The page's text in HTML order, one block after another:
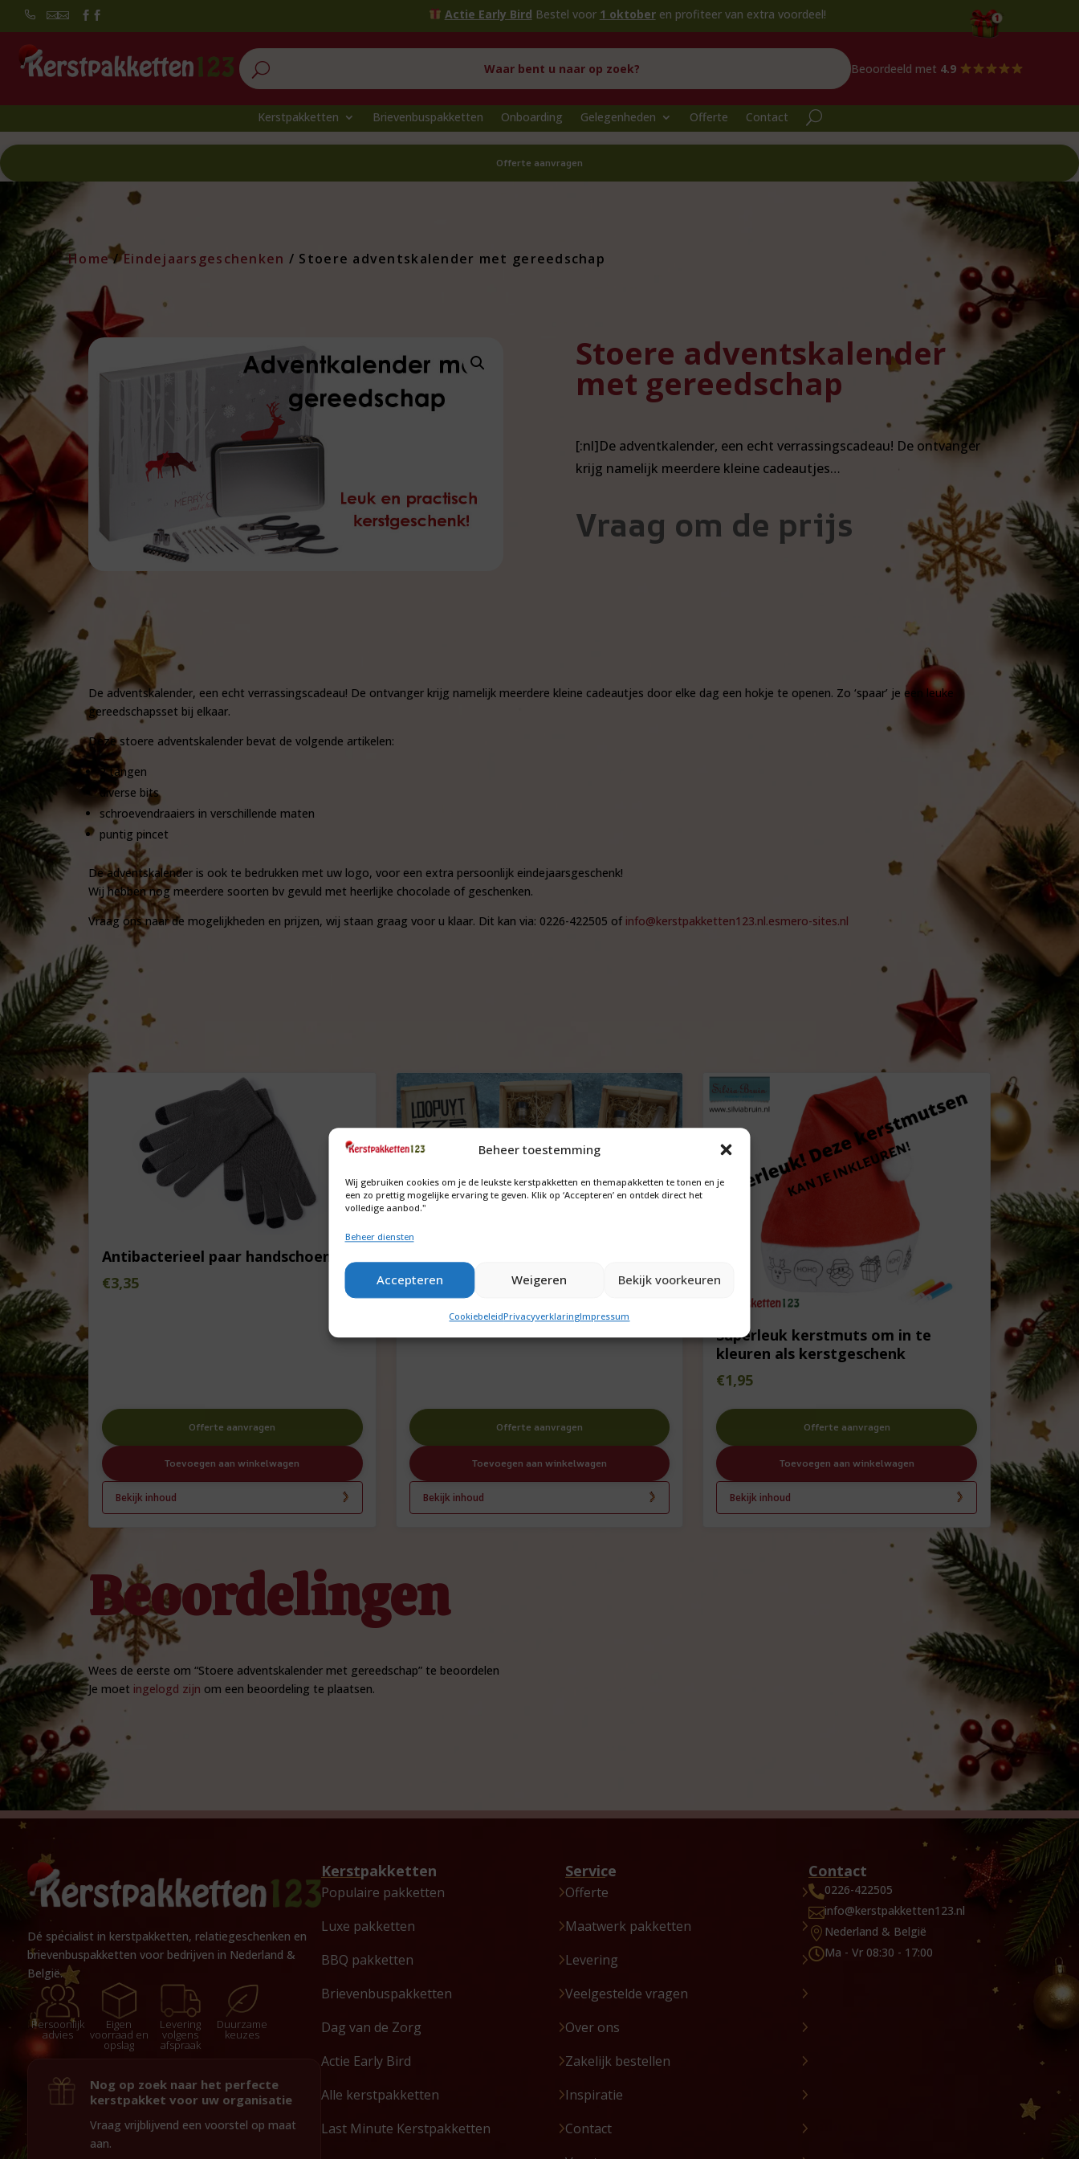
Beheer toestemming
Wij gebruiken cookies om je de leukste kerstpakketten en themapakketten te tonen en je
een zo prettig mogelijke ervaring te geven. Klik op ‘Accepteren’ en ontdek direct het
volledige aanbod."
Beheer diensten
Accepteren Weigeren Bekijk voorkeuren
CookiebeleidPrivacyverklaringImpressum
  Actie Early BirdBestel voor1 oktober en profiteer van extra voordeel!
U Beoordeeld met 4.9
Kerstpakketten Brievenbuspakketten Onboarding Gelegenheden Offerte Contact
Offerte aanvragen
Home/Eindejaarsgeschenken / Stoere adventskalender met gereedschap
Stoere adventskalender
met gereedschap
[:nl]De adventkalender, een echt verrassingscadeau! De ontvanger
krijg namelijk meerdere kleine cadeautjes…
Vraag om de prijs
De adventskalender, een echt verrassingscadeau! De ontvanger krijg namelijk meerdere kleine cadeautjes door elke dag een hokje te openen. Zo ‘spaar’ je een leuke
gereedschapsset bij elkaar.
Deze stoere adventskalender bevat de volgende artikelen:
2 tangen
diverse bits
schroevendraaiers in verschillende maten
puntig pincet
De adventskalender is ook te bedrukken met uw logo, voor een extra persoonlijk eindejaarsgeschenk!
Wij hebben nog meerdere soorten bv gevuld met heerlijke chocolade of geschenken.
Vraag ons naar de mogelijkheden en prijzen, wij staan graag voor u klaar. Dit kan via: 0226-422505 of info@kerstpakketten123.nl.esmero-sites.nl
Antibacterieel paar handschoenen
€3,35
Offerte aanvragen
Toevoegen aan winkelwagen
Bekijk inhoud
€50,00
Offerte aanvragen
Toevoegen aan winkelwagen
Bekijk inhoud
Superleuk kerstmuts om in te
kleuren als kerstgeschenk
€1,95
Offerte aanvragen
Toevoegen aan winkelwagen
Bekijk inhoud
Beoordelingen
Wees de eerste om “Stoere adventskalender met gereedschap” te beoordelen
Je moet ingelogd zijn om een beoordeling te plaatsen.
Dé specialist in kerstpakketten, relatiegeschenken en
brievenbuspakketten voor bedrijven in Nederland &
België.
Persoonlijk
advies
Eigen
voorraad en
opslag
Levering
volgens
afspraak
Duurzame
keuzes
Nog op zoek naar het perfecte
kerstpakket voor uw organisatie
Vraag vrijblijvend een voorstel op maat
aan.
Kerstpakketten
Populaire pakketten
Luxe pakketten
BBQ pakketten
Brievenbuspakketten
Dag van de Zorg
Actie Early Bird
Alle kerstpakketten
Last Minute Kerstpakketten
Service
Offerte
Maatwerk pakketten
Levering
Veelgestelde vragen
Over ons
Zakelijk bestellen
Inspiratie
Contact
Contact
0226-422505
info@kerstpakketten123.nl
 Nederland & België
Ma - Vr 08:30 - 17:00